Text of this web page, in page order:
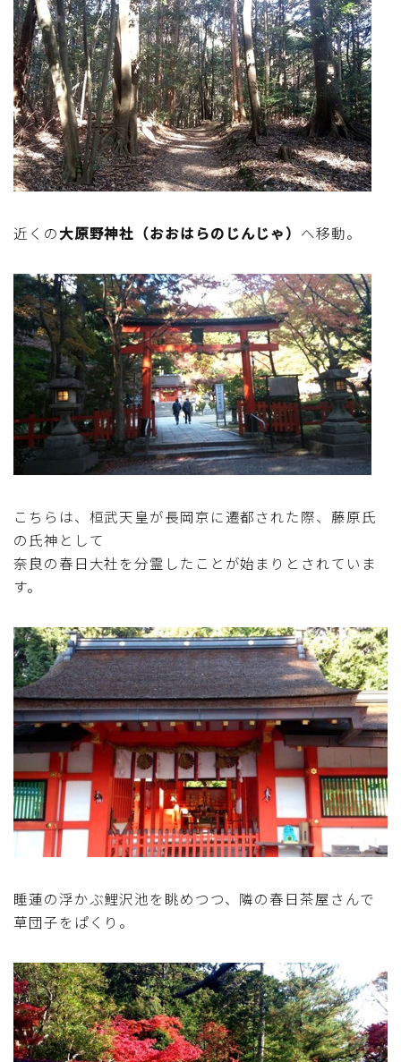
近くの大原野神社（おおはらのじんじゃ） へ移動。
こちらは、桓武天皇が長岡京に遷都された際、藤原氏
の氏神として
奈良の春日大社を分霊したことが始まりとされていま
す。
睡蓮の浮かぶ鯉沢池を眺めつつ、隣の春日茶屋さんで
草団子をぱくり。